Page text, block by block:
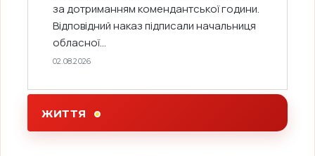
за дотриманням комендантської години.
Відповідний наказ підписали начальниця
обласної...
02.08.2026
ЖИТТЯ